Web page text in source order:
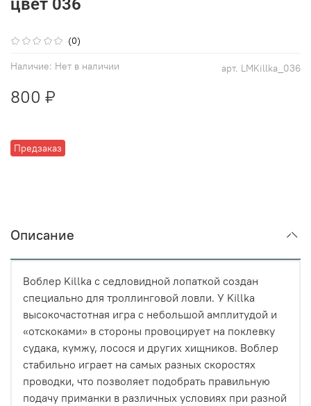
(0)
арт. LMKillka_036
Наличие: Нет в наличии
Предзаказ
цвет 036
800 ₽
Описание
Воблер Killka с седловидной лопаткой создан
специально для троллинговой ловли. У Killka
высокочастотная игра с небольшой амплитудой и
«отскоками» в стороны провоцирует на поклевку
судака, кумжу, лосося и других хищников. Воблер
стабильно играет на самых разных скоростях
проводки, что позволяет подобрать правильную
подачу приманки в различных условиях при разной